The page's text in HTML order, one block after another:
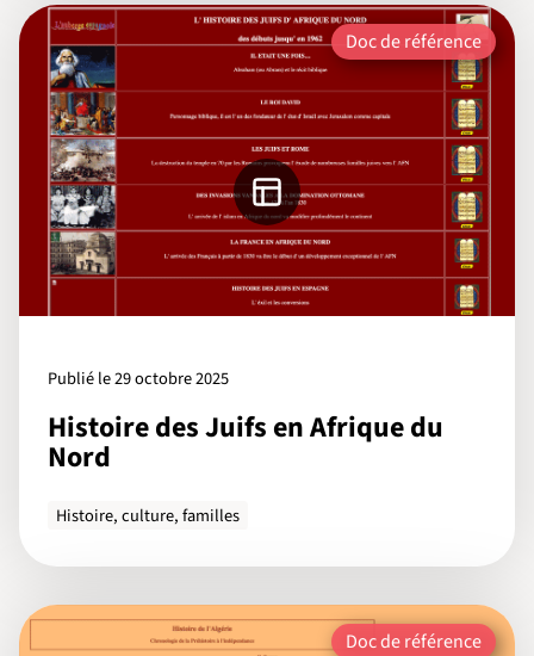
Doc de référence
Publié le 29 octobre 2025
Histoire des Juifs en Afrique du
Nord
Histoire, culture, familles
Doc de référence